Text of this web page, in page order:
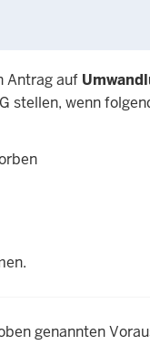
Antrag auf
stellen, wenn
genannten